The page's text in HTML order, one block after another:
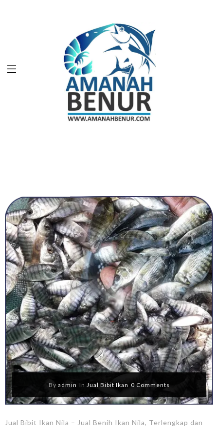
By admin In Jual Bibit Ikan 0 Comments
Jual Bibit Ikan Nila – Jual Benih Ikan Nila, Terlengkap dan